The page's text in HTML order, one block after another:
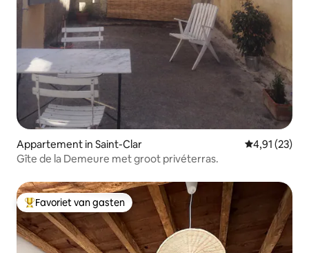
Appartement in Saint-Clar Gemiddelde
4,91 (23)
Gîte de la Demeure met groot privéterras.
Topfavoriet van gasten
Favoriet van gasten